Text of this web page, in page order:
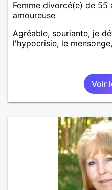
Femme divorcé(e) de 55
amoureuse
Agréable, souriante, je
l'hypocrisie, le
Voir